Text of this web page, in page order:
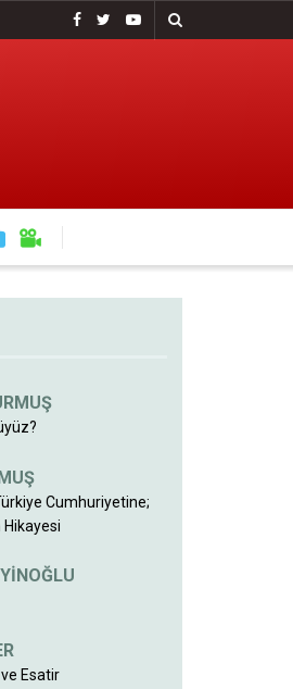
Cumhuriyetine;
Esatir